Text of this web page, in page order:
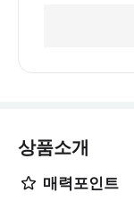
상품소개
매력포인트